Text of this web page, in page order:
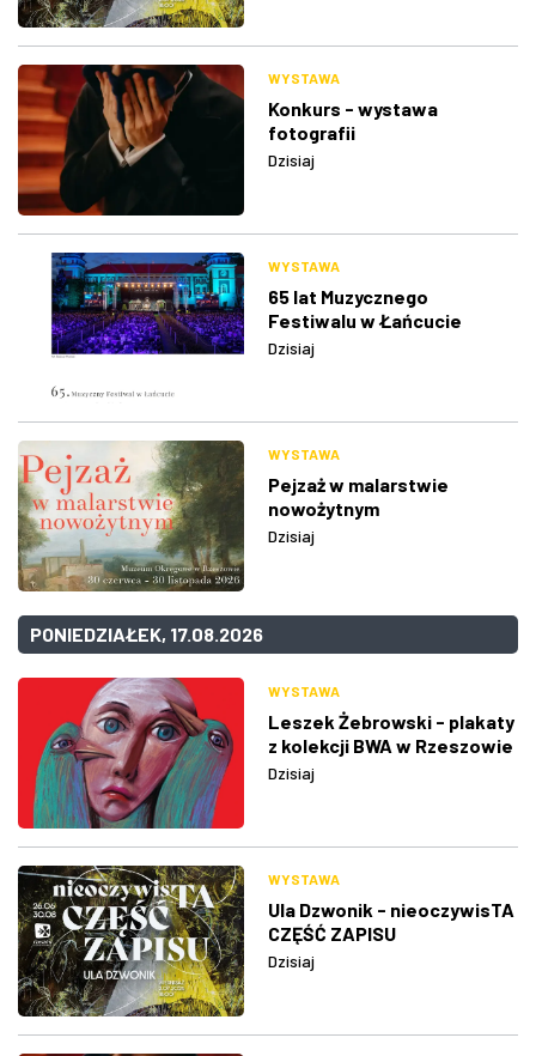
WYSTAWA
Konkurs - wystawa
fotografii
Dzisiaj
WYSTAWA
65 lat Muzycznego
Festiwalu w Łańcucie
Dzisiaj
WYSTAWA
Pejzaż w malarstwie
nowożytnym
Dzisiaj
PONIEDZIAŁEK, 17.08.2026
WYSTAWA
Leszek Żebrowski - plakaty
z kolekcji BWA w Rzeszowie
Dzisiaj
WYSTAWA
Ula Dzwonik - nieoczywisTA
CZĘŚĆ ZAPISU
Dzisiaj